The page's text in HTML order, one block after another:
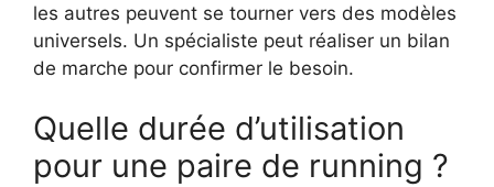
les autres peuvent se tourner vers des modèles
universels. Un spécialiste peut réaliser un bilan
de marche pour confirmer le besoin.
Quelle durée d’utilisation
pour une paire de running ?